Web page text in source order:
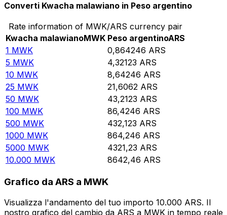
Converti Kwacha malawiano in Peso argentino
Rate information of MWK/ARS currency pair
Kwacha malawianoMWK Peso argentinoARS
1 MWK 0,864246 ARS
5 MWK 4,32123 ARS
10 MWK 8,64246 ARS
25 MWK 21,6062 ARS
50 MWK 43,2123 ARS
100 MWK 86,4246 ARS
500 MWK 432,123 ARS
1000 MWK 864,246 ARS
5000 MWK 4321,23 ARS
10.000 MWK 8642,46 ARS
Grafico da ARS a MWK
Visualizza l'andamento del tuo importo 10.000 ARS. Il
nostro grafico del cambio da ARS a MWK in tempo reale